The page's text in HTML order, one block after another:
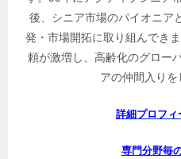
後、シニア市場のパイオニア
発・市場開拓に取り組んでき
頼が激増し、高齢化のグロー
アの仲間入りを
詳細プロフィ
専門分野毎